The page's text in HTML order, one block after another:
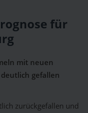
für
mit neuen
gefallen
zurückgefallen und